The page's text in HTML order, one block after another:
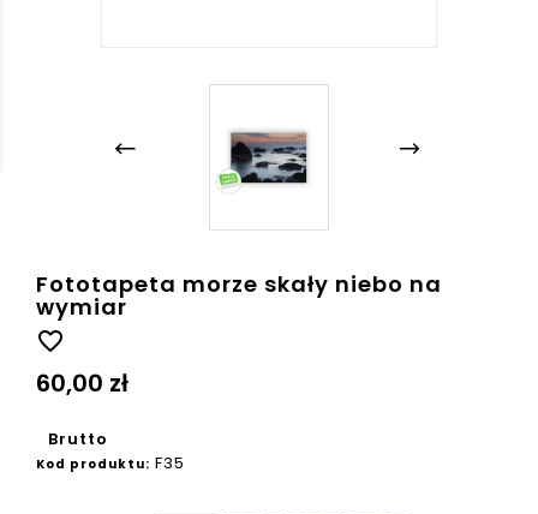
Fototapeta morze skały niebo na
wymiar
favorite_border
60,00 zł
Brutto
Kod produktu: F35